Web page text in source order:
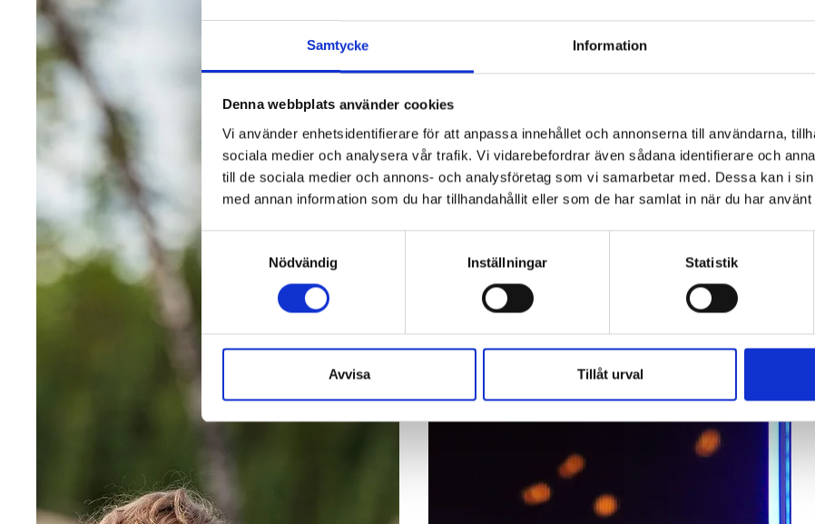
Samtycke Information
Denna webbplats använder cookies
Vi använder enhetsidentifierare för att anpassa innehållet och annonserna till användarna,
sociala medier och analysera vår trafik. Vi vidarebefordrar även sådana identifierare och
till de sociala medier och annons- och analysföretag som vi samarbetar med. Dessa kan i
med annan information som du har tillhandahållit eller som de har samlat in när du har
Nödvändig
Inställningar Statistik
Avvisa Tillåt urval